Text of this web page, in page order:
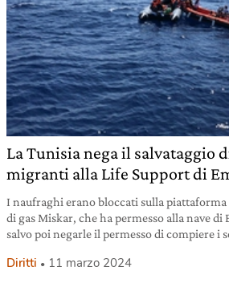
La Tunisia nega il salvataggio
migranti alla Life Support di
I naufraghi erano bloccati sulla
di gas Miskar, che ha permesso alla nave
salvo poi negarle il permesso di compiere i
Diritti 11 marzo 2024